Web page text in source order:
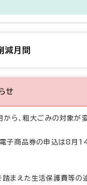
減月間
せ
ら、粗大ごみの対象が
子商品券の申込は8月14
踏まえた生活保護費等の